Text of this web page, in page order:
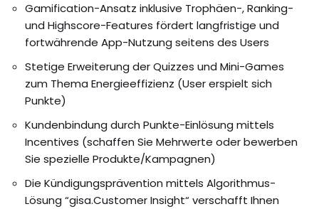
Gamification-Ansatz inklusive Trophäen-, Ranking-
und Highscore-Features fördert langfristige und
fortwährende App-Nutzung seitens des Users
Stetige Erweiterung der Quizzes und Mini-Games
zum Thema Energieeffizienz (User erspielt sich
Punkte)
Kundenbindung durch Punkte-Einlösung mittels
Incentives (schaffen Sie Mehrwerte oder bewerben
Sie spezielle Produkte/Kampagnen)
Die Kündigungsprävention mittels Algorithmus-
Lösung “gisa.Customer Insight“ verschafft Ihnen